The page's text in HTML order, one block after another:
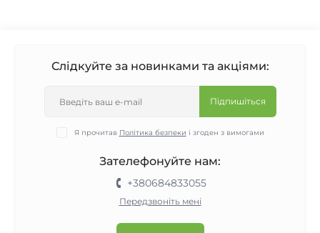
Слідкуйте за новинками та акціями:
Підпишіться
Я прочитав Політика безпеки і згоден з вимогами
Зателефонуйте нам:
+380684833055
Передзвоніть мені